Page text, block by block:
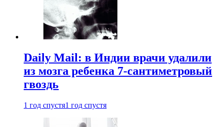
Daily Mail: в Индии врачи удалили
из мозга ребенка 7-сантиметровый
гвоздь
1 год спустя1 год спустя